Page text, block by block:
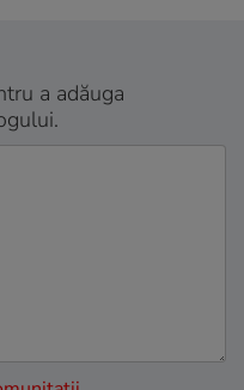
a adăuga